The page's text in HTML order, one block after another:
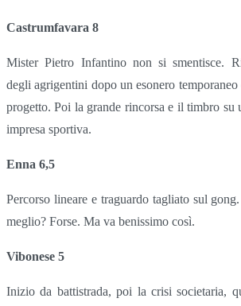
Castrumfavara 8
Mister Pietro Infantino non si smentisce.
degli agrigentini dopo un esonero
progetto. Poi la grande rincorsa e il timbro su
impresa sportiva.
Enna 6,5
Percorso lineare e traguardo tagliato sul
meglio? Forse. Ma va benissimo così.
Vibonese 5
Inizio da battistrada, poi la crisi societaria,